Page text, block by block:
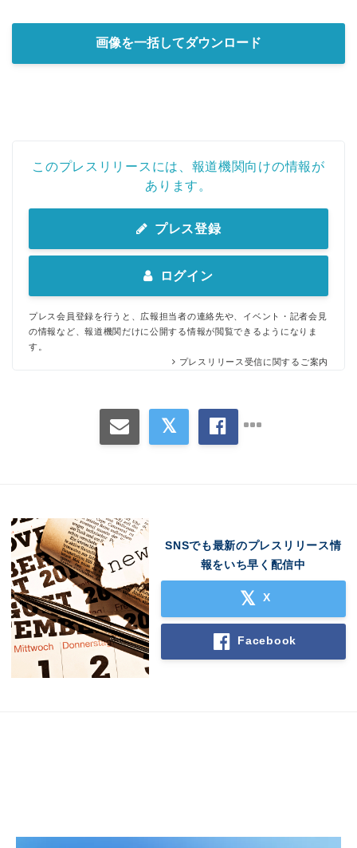
画像を一括してダウンロード
このプレスリリースには、報道機関向けの情報が
あります。
プレス登録
ログイン
プレス会員登録を行うと、広報担当者の連絡先や、イベント・記者会見
の情報など、報道機関だけに公開する情報が閲覧できるようになりま
す。
プレスリリース受信に関するご案内
SNSでも最新のプレスリリース情
報をいち早く配信中
X
Facebook